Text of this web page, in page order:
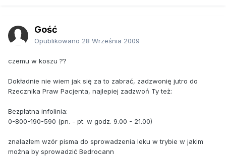
Gość
Opublikowano 28 Września 2009
czemu w koszu ??
Dokładnie nie wiem jak się za to zabrać, zadzwonię jutro do
Rzecznika Praw Pacjenta, najlepiej zadzwoń Ty też:
Bezpłatna infolinia:
0-800-190-590 (pn. - pt. w godz. 9.00 - 21.00)
znalazłem wzór pisma do sprowadzenia leku w trybie w jakim
można by sprowadzić Bedrocann